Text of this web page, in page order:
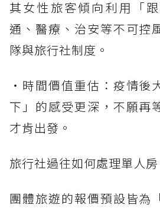
其女性旅客傾向利用「
通、醫療、治安等不可控
隊與旅行社制度。
・時間價值重估：疫情後
下」的感受更深，不願再
才肯出發。
旅行社過往如何處理單人房
團體旅遊的報價預設皆為